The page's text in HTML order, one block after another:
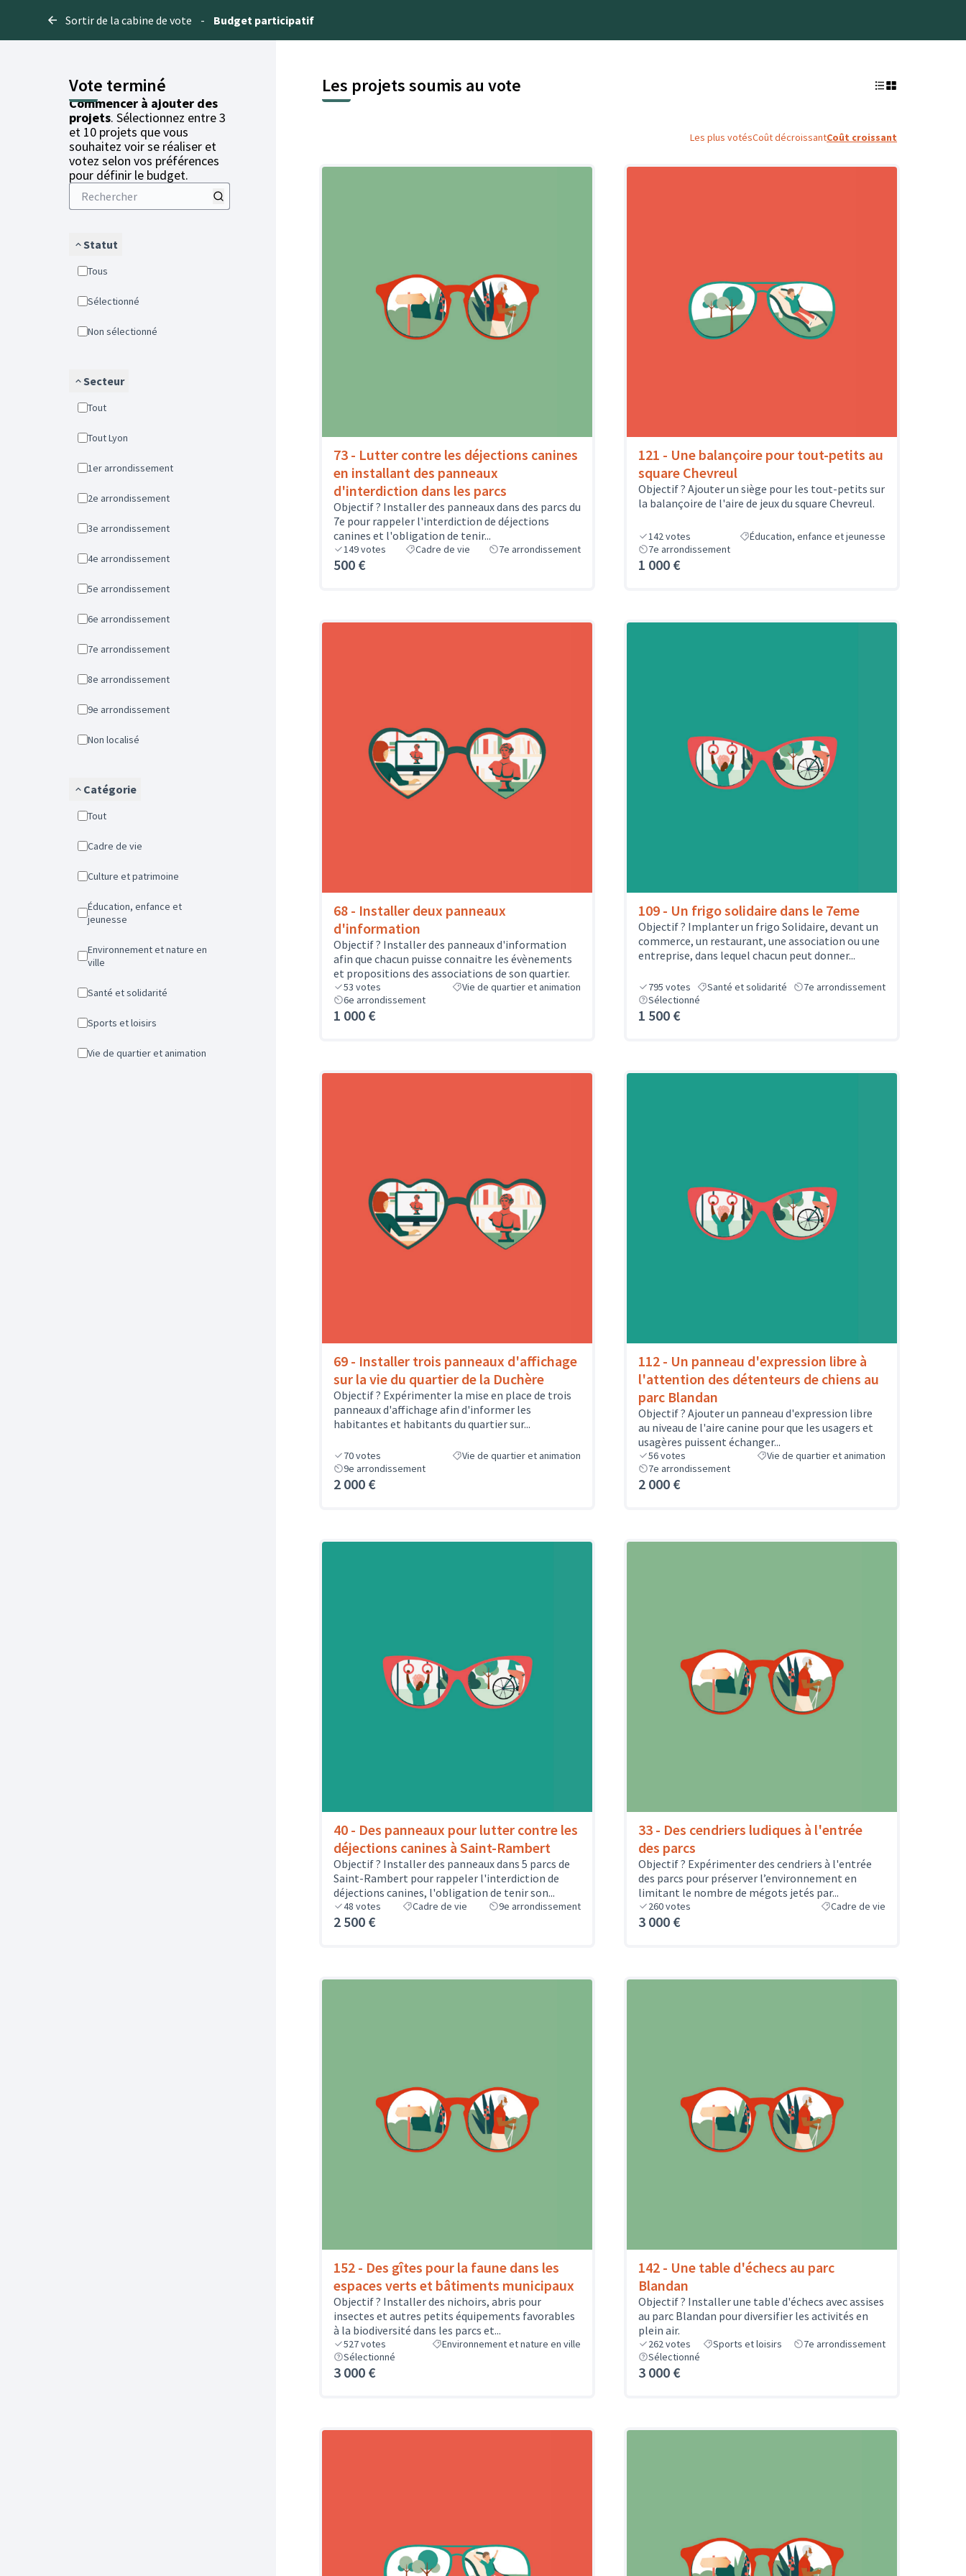
Sortir de la cabine de vote - Budget participatif
Vote terminé
Commencer à ajouter des
projets. Sélectionnez entre 3
et 10 projets que vous
souhaitez voir se réaliser et
votez selon vos préférences
pour définir le budget.
Statut
Tous
Sélectionné
Non sélectionné
Secteur
Tout
Tout Lyon
1er arrondissement
2e arrondissement
3e arrondissement
4e arrondissement
5e arrondissement
6e arrondissement
7e arrondissement
8e arrondissement
9e arrondissement
Non localisé
Catégorie
Tout
Cadre de vie
Culture et patrimoine
Éducation, enfance et
jeunesse
Environnement et nature en
ville
Santé et solidarité
Sports et loisirs
Vie de quartier et animation
Les projets soumis au vote
Les plus votésCoût décroissantCoût croissant
73 - Lutter contre les déjections canines
en installant des panneaux
d'interdiction dans les parcs
Objectif ? Installer des panneaux dans des parcs du
7e pour rappeler l'interdiction de déjections
canines et l'obligation de tenir...
149votes Cadre de vie 7e arrondissement
500 €
121 - Une balançoire pour tout-petits au
square Chevreul
Objectif ? Ajouter un siège pour les tout-petits sur
la balançoire de l'aire de jeux du square Chevreul.
142votes
Éducation, enfance et jeunesse
7e arrondissement
1 000 €
68 - Installer deux panneaux
d'information
Objectif ? Installer des panneaux d'information
afin que chacun puisse connaitre les évènements
et propositions des associations de son quartier.
53 votes
Vie de quartier et animation
6e arrondissement
1 000 €
109 - Un frigo solidaire dans le 7eme
Objectif ? Implanter un frigo Solidaire, devant un
commerce, un restaurant, une association ou une
entreprise, dans lequel chacun peut donner...
795 votes Santé et solidarité
7e arrondissement
Sélectionné
1 500 €
69 - Installer trois panneaux d'affichage
sur la vie du quartier de la Duchère
Objectif ? Expérimenter la mise en place de trois
panneaux d'affichage afin d'informer les
habitantes et habitants du quartier sur...
70votes
Vie de quartier et animation
9e arrondissement
2 000 €
112 - Un panneau d'expression libre à
l'attention des détenteurs de chiens au
parc Blandan
Objectif ? Ajouter un panneau d'expression libre
au niveau de l'aire canine pour que les usagers et
usagères puissent échanger...
56votes
Vie de quartier et animation
7e arrondissement
2 000 €
40 - Des panneaux pour lutter contre les
déjections canines à Saint-Rambert
Objectif ? Installer des panneaux dans 5 parcs de
Saint-Rambert pour rappeler l'interdiction de
déjections canines, l'obligation de tenir son...
48 votes Cadre de vie 9e arrondissement
2 500 €
33 - Des cendriers ludiques à l'entrée
des parcs
Objectif ? Expérimenter des cendriers à l'entrée
des parcs pour préserver l’environnement en
limitant le nombre de mégots jetés par...
260votes Cadre de vie
3 000 €
152 - Des gîtes pour la faune dans les
espaces verts et bâtiments municipaux
Objectif ? Installer des nichoirs, abris pour
insectes et autres petits équipements favorables
à la biodiversité dans les parcs et...
527votes
Environnement et nature en ville
Sélectionné
3 000 €
142 - Une table d'échecs au parc
Blandan
Objectif ? Installer une table d'échecs avec assises
au parc Blandan pour diversifier les activités en
plein air.
262votes Sports et loisirs
7e arrondissement
Sélectionné
3 000 €